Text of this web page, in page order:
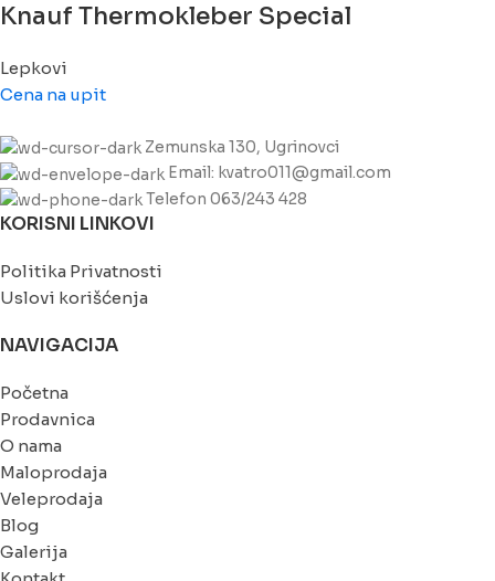
Knauf Thermokleber Special
Lepkovi
Cena na upit
Zemunska 130, Ugrinovci
Email: kvatro011@gmail.com
Telefon 063/243 428
KORISNI LINKOVI
Politika Privatnosti
Uslovi korišćenja
NAVIGACIJA
Početna
Prodavnica
O nama
Maloprodaja
Veleprodaja
Blog
Galerija